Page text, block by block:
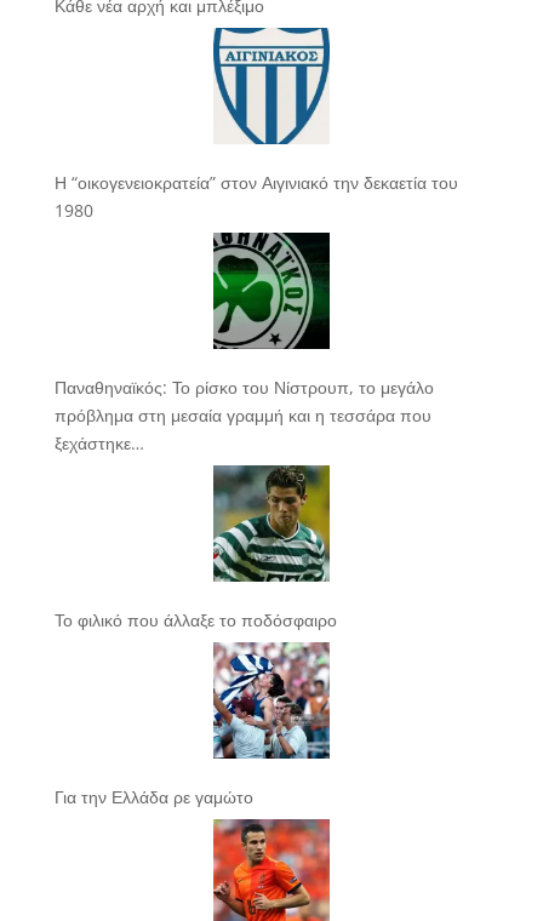
Κάθε νέα αρχή και μπλέξιμο
Η “οικογενειοκρατεία” στον Αιγινιακό την δεκαετία του
1980
Παναθηναϊκός: Το ρίσκο του Νίστρουπ, το μεγάλο
πρόβλημα στη μεσαία γραμμή και η τεσσάρα που
ξεχάστηκε…
Το φιλικό που άλλαξε το ποδόσφαιρο
Για την Ελλάδα ρε γαμώτο